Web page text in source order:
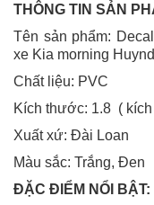
THÔNG TIN SẢN
Tên sản phẩm:
xe Kia morning
Chất liệu: PVC
Kích thước: 1.8 (
Xuất xứ: Đài Loan
Màu sắc: Trắng, Đen
ĐẶC ĐIỂM NỔI BẬT: